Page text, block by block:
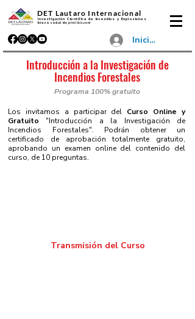
Iniciar sesión
DET Lautaro Internacional
Investigación Científica de Incendios y Explosiones
brazo social depirolisis.com
Introducción a la Investigación de
Incendios Forestales
Programa 100% gratuito
Los invitamos a participar del Curso Online y
Gratuito "Introducción a la Investigación de
Incendios Forestales". Podrán obtener un
certificado de aprobación totalmente gratuito,
aprobando un examen online del contenido del
curso, de 10 preguntas.
Transmisión del Curso